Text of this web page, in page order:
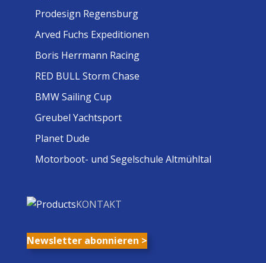
Prodesign Regensburg
Arved Fuchs Expeditionen
Boris Herrmann Racing
RED BULL Storm Chase
BMW Sailing Cup
Greubel Yachtsport
Planet Dude
Motorboot- und Segelschule Altmühltal
KONTAKT
Newsletter abonnieren >